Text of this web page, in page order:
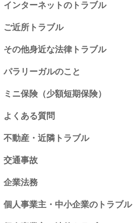
インターネットのトラブル
ご近所トラブル
その他身近な法律トラブル
パラリーガルのこと
ミニ保険（少額短期保険）
よくある質問
不動産・近隣トラブル
交通事故
企業法務
個人事業主・中小企業のトラブル